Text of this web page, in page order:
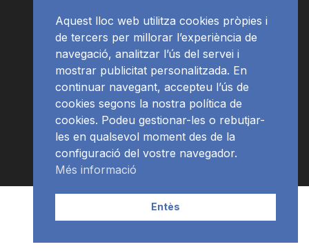
APP Programació
Aquest lloc web utilitza cookies pròpies i
de tercers per millorar l’experiència de
navegació, analitzar l’ús del servei i
mostrar publicitat personalitzada. En
continuar navegant, accepteu l’ús de
cookies segons la nostra política de
cookies. Podeu gestionar-les o rebutjar-
les en qualsevol moment des de la
configuració del vostre navegador.
Més informació
Entès